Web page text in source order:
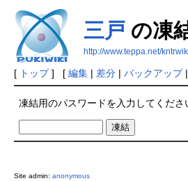
三戸の凍
http://www.teppa.net/
[ トップ] [ 編集| 差分| バックアップ|
凍結用のパスワードを入力してくださ
Site admin: anonymous